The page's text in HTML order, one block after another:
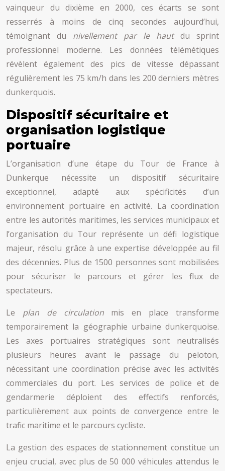
vainqueur du dixième en 2000, ces écarts se sont
resserrés à moins de cinq secondes aujourd’hui,
témoignant du nivellement par le hautdu sprint
professionnel moderne. Les données télémétiques
révèlent également des pics de vitesse dépassant
régulièrement les 75 km/h dans les 200 derniers mètres
dunkerquois.
Dispositif sécuritaire et
organisation logistique
portuaire
L’organisation d’une étape du Tour de France à
Dunkerque nécessite un dispositif sécuritaire
exceptionnel, adapté aux spécificités d’un
environnement portuaire en activité. La coordination
entre les autorités maritimes, les services municipaux et
l’organisation du Tour représente un défi logistique
majeur, résolu grâce à une expertise développée au fil
des décennies. Plus de 1500 personnes sont mobilisées
pour sécuriser le parcours et gérer les flux de
spectateurs.
Le plan de circulationmis en place transforme
temporairement la géographie urbaine dunkerquoise.
Les axes portuaires stratégiques sont neutralisés
plusieurs heures avant le passage du peloton,
nécessitant une coordination précise avec les activités
commerciales du port. Les services de police et de
gendarmerie déploient des effectifs renforcés,
particulièrement aux points de convergence entre le
trafic maritime et le parcours cycliste.
La gestion des espaces de stationnement constitue un
enjeu crucial, avec plus de 50 000 véhicules attendus le